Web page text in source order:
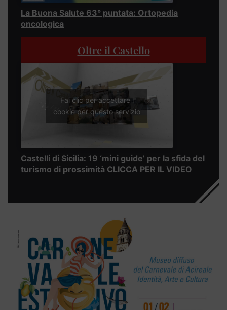
La Buona Salute 63° puntata: Ortopedia
oncologica
Oltre il Castello
Fai clic per accettare i
cookie per questo servizio
Castelli di Sicilia: 19 ‘mini guide’ per la sfida del
turismo di prossimità CLICCA PER IL VIDEO